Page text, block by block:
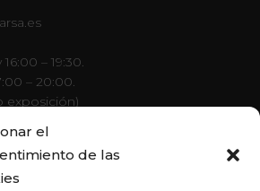
el
de las
– 19:30.
– 20:00.
exposición)